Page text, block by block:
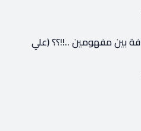
حرية الصحافة بين مفهومين ..!!؟؟ (علي